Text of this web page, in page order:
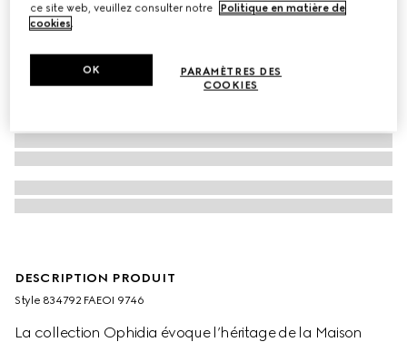
DESCRIPTION PRODUIT
Style ‎834792 FAEOI 9746
La collection Ophidia évoque l’héritage de la Maison
ce site web, veuillez consulter notre
Politique en matière de
cookies.
PARAMÈTRES DES
COOKIES
OK